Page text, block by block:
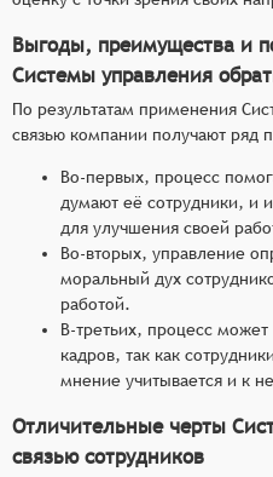
Выгоды, преимущества и
Системы управления
По результатам применения
связью компании получают ряд
Во-первых, процесс
думают её сотрудники, и
для улучшения своей
Во-вторых, управление
моральный дух
работой.
В-третьих, процесс может
кадров, так как
мнение учитывается и к
Отличительные черты
связью сотрудников